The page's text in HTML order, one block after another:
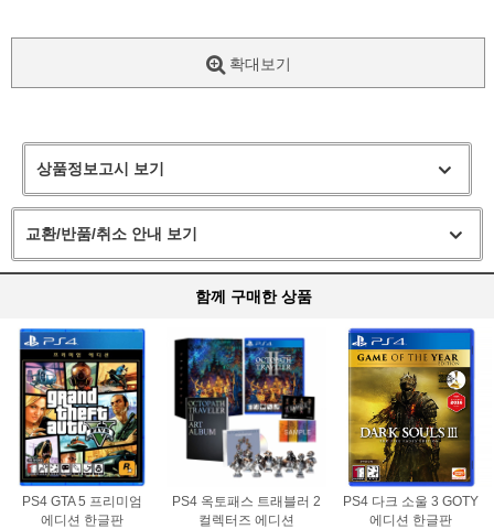
확대보기
상품정보고시 보기
교환/반품/취소 안내 보기
함께 구매한 상품
PS4 GTA 5 프리미엄
에디션 한글판
PS4 옥토패스 트래블러 2
컬렉터즈 에디션
PS4 다크 소울 3 GOTY
에디션 한글판